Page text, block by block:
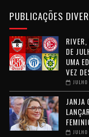
PUBLICAÇÕES
DE
UMA
VEZ
JANJA